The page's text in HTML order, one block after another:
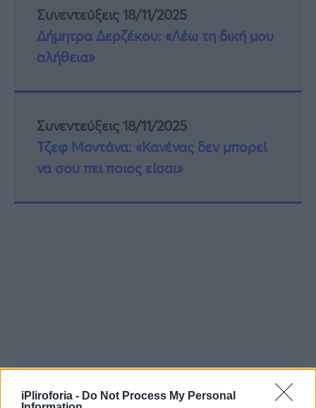
iPliroforia - Do Not Process My Personal
Συνεντεύξεις 18/11/2025
Δήμητρα Δερζέκου: «Λέω τη δική μου
αλήθεια»
Συνεντεύξεις 18/11/2025
Τζεφ Μοντάνα: «Κανένας δεν μπορεί
να σου πει ποιος είσαι»